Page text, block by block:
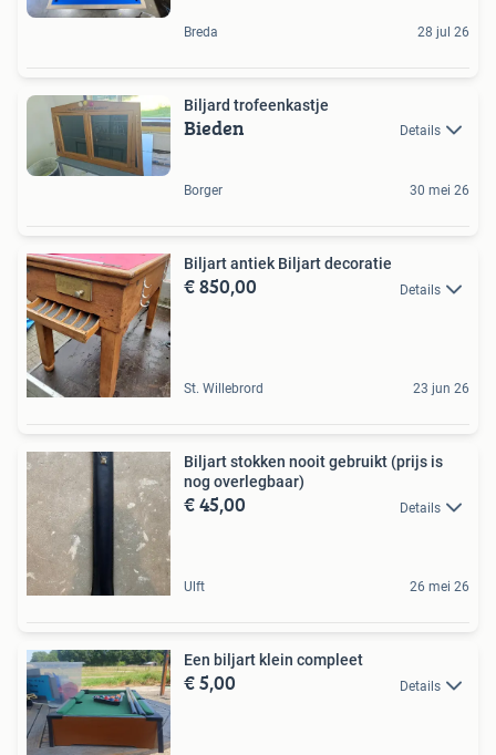
Breda 28 jul 26
Biljard trofeenkastje
Bieden Details
Borger 30 mei 26
Biljart antiek Biljart decoratie
€ 850,00 Details
St. Willebrord 23 jun 26
Biljart stokken nooit gebruikt (prijs is
nog overlegbaar)
€ 45,00 Details
Ulft 26 mei 26
Een biljart klein compleet
€ 5,00 Details